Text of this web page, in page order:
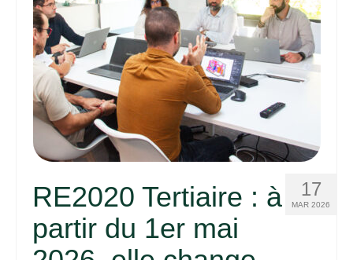
17
MAR 2026
RE2020 Tertiaire : à
partir du 1er mai